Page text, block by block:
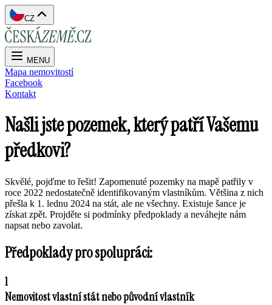
CZ
MENU
Mapa nemovitostí
Facebook
Kontakt
Našli jste pozemek, který patří Vašemu
předkovi?
Skvělé, pojďme to řešit! Zapomenuté pozemky na mapě patřily v
roce 2022 nedostatečně identifikovaným vlastníkům. Většina z nich
přešla k 1. lednu 2024 na stát, ale ne všechny. Existuje šance je
získat zpět. Projděte si podmínky předpoklady a neváhejte nám
napsat nebo zavolat.
Předpoklady pro spolupráci:
1
Nemovitost vlastní stát nebo původní vlastník